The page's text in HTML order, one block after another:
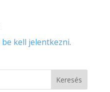
be kell jelentkezni.